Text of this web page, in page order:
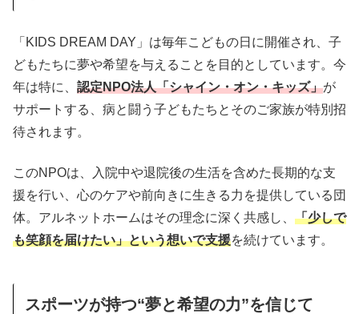
「KIDS DREAM DAY」は毎年こどもの日に開催され、子
どもたちに夢や希望を与えることを目的としています。今
年は特に、 認定NPO法人「シャイン・オン・キッズ」が
サポートする、病と闘う子どもたちとそのご家族が特別招
待されます。
このNPOは、入院中や退院後の生活を含めた長期的な支
援を行い、心のケアや前向きに生きる力を提供している団
体。アルネットホームはその理念に深く共感し、 「少しで
も笑顔を届けたい」という想いで支援を続けています。
スポーツが持つ“夢と希望の力”を信じて